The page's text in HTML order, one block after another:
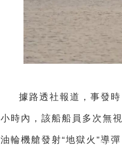
據路透社報道，事發
小時內，該船船員多次無
油輪機艙發射“地獄火”導